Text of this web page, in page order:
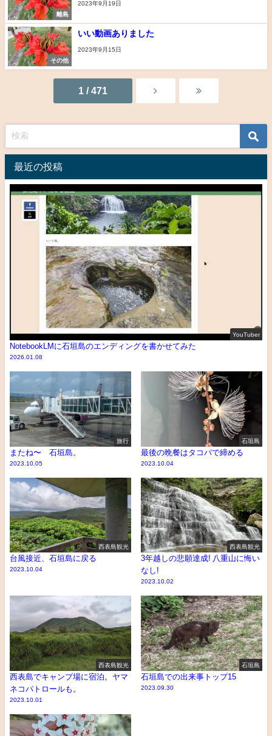
離島
2023年9月19日
その他
いい動画ありました
2023年9月15日
1 / 471
最近の投稿
YouTuber
NotebookLMに石垣島のエンディングを書かせてみた
2026.01.08
旅行
またね〜 石垣島。
2023.10.05
石垣島
最後の晩餐はタコパで締める
2023.10.04
西表島観光
台風接近、石垣島に戻る
2023.10.04
西表島観光
3年越しの悲願達成! 八重山に悔い
なし!
2023.10.02
西表島観光
西表島でキャンプ場に宿泊。ヤマ
ネコパトロールも。
2023.10.01
石垣島
石垣島での出来事トップ15
2023.09.30